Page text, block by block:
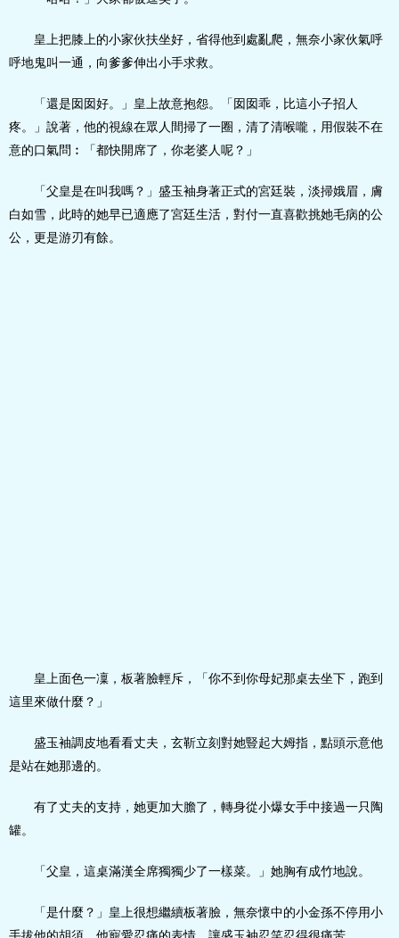
皇上把膝上的小家伙扶坐好，省得他到處亂爬，無奈小家伙氣呼
呼地鬼叫一通，向爹爹伸出小手求救。
「還是囡囡好。」皇上故意抱怨。「囡囡乖，比這小子招人
疼。」說著，他的視線在眾人間掃了一圈，清了清喉嚨，用假裝不在
意的口氣問︰「都快開席了，你老婆人呢？」
「父皇是在叫我嗎？」盛玉袖身著正式的宮廷裝，淡掃娥眉，膚
白如雪，此時的她早已適應了宮廷生活，對付一直喜歡挑她毛病的公
公，更是游刃有餘。
皇上面色一凜，板著臉輕斥，「你不到你母妃那桌去坐下，跑到
這里來做什麼？」
盛玉袖調皮地看看丈夫，玄靳立刻對她豎起大姆指，點頭示意他
是站在她那邊的。
有了丈夫的支持，她更加大膽了，轉身從小爆女手中接過一只陶
罐。
「父皇，這桌滿漢全席獨獨少了一樣菜。」她胸有成竹地說。
「是什麼？」皇上很想繼續板著臉，無奈懷中的小金孫不停用小